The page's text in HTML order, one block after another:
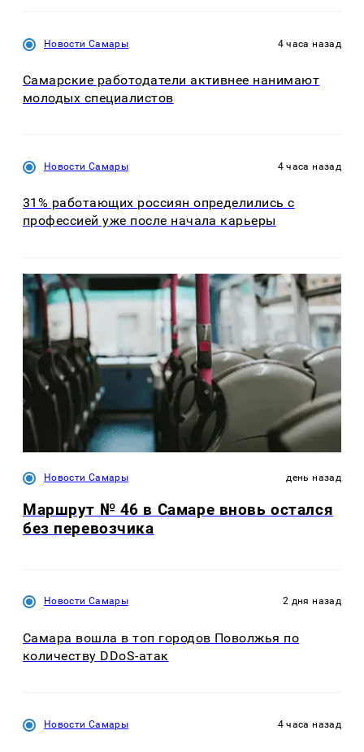
Новости Самары 4 часа назад
Самарские работодатели активнее нанимают
молодых специалистов
Новости Самары 4 часа назад
31% работающих россиян определились с
профессией уже после начала карьеры
Новости Самары день назад
Маршрут № 46 в Самаре вновь остался
без перевозчика
Новости Самары 2 дня назад
Самара вошла в топ городов Поволжья по
количеству DDoS-атак
Новости Самары 4 часа назад